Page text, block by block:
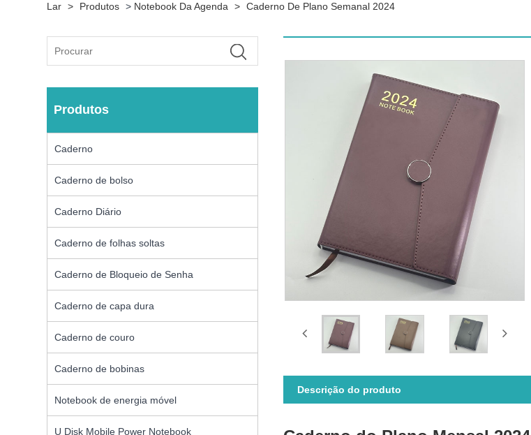
Lar > Produtos > Notebook Da Agenda > Caderno De Plano Semanal 2024
Produtos
Caderno
Caderno de bolso
Caderno Diário
Caderno de folhas soltas
Caderno de Bloqueio de Senha
Caderno de capa dura
Caderno de couro
Caderno de bobinas
Notebook de energia móvel
U Disk Mobile Power Notebook
Descrição do produto